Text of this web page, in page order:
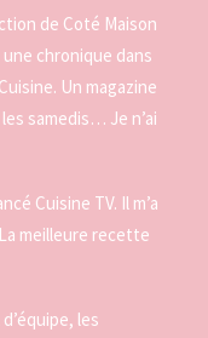
de Coté Maison
une chronique dans
Un magazine
samedis… Je n’ai
Cuisine TV. Il m’a
meilleure recette
les